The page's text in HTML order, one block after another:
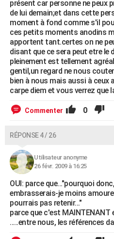
présent car personne ne peux
de lui demain;et dans cette
moment à fond comme s'il
ces petits moments anodins
apportent tant.certes on ne
disant que ce sera peut etre le
pleinement est tellement
gentil,un regard ne nous
bien à nous mais aussi à ceux
carpe diem et vous verrez que
Commenter 0
RÉPONSE 4 / 26
Utilisateur anonyme
26 févr. 2009 à 16:25
OUI: parce que..."pourquoi
embrasserais-je moins
pourrais pas retenir..."
parce que c'est MAINTENANT
.....entre nous, les références